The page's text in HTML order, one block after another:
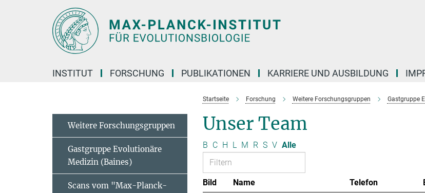
INSTITUT FORSCHUNG PUBLIKATIONEN KARRIERE UND AUSBILDUNG
Startseite Forschung Weitere Forschungsgruppen Gastgruppe
Unser Team
B C H L M R S V Alle
Bild Name Telefon
Weitere Forschungsgruppen
Gastgruppe Evolutionäre
Medizin (Baines)
Scans vom "Max-Planck-